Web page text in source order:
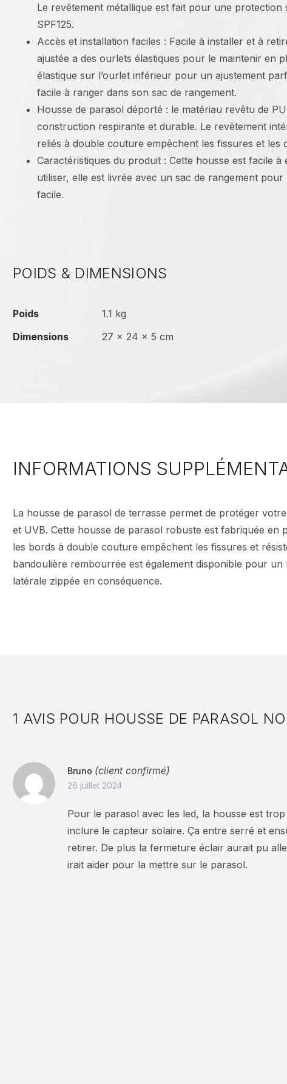
Le revêtement métallique est fait pour une protection
SPF125.
Accès et installation faciles : Facile à installer et à
ajustée a des ourlets élastiques pour le maintenir en
élastique sur l’ourlet inférieur pour un ajustement
facile à ranger dans son sac de rangement.
Housse de parasol déporté : le matériau revêtu de
construction respirante et durable. Le revêtement
reliés à double couture empêchent les fissures et les
Caractéristiques du produit : Cette housse est facile à
utiliser, elle est livrée avec un sac de rangement
facile.
POIDS & DIMENSIONS
Poids
1.1 kg
Dimensions
27 × 24 × 5 cm
INFORMATIONS
La housse de parasol de terrasse permet de protéger
et UVB. Cette housse de parasol robuste est fabriquée
les bords à double couture empêchent les fissures et
bandoulière rembourrée est également disponible pour
latérale zippée en conséquence.
1 AVIS POUR HOUSSE DE PARASOL
Bruno (client confirmé)
26 juillet 2024
Pour le parasol avec les led, la housse est
inclure le capteur solaire. Ça entre serré et
retirer. De plus la fermeture éclair aurait pu
irait aider pour la mettre sur le parasol.